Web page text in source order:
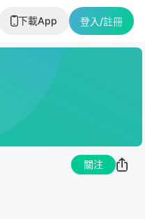
下載App 登入/註冊
關注